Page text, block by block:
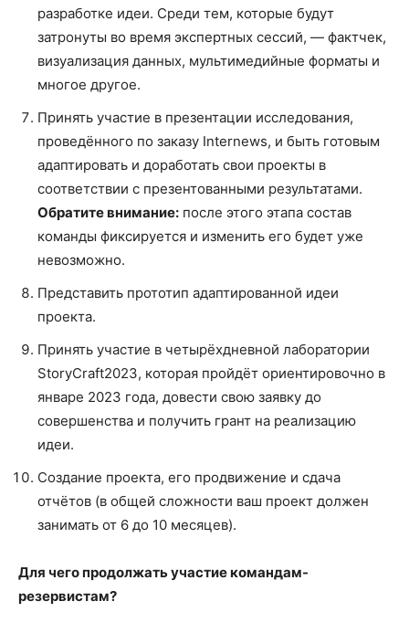
разработке идеи. Среди тем, которые будут
затронуты во время экспертных сессий, — фактчек,
визуализация данных, мультимедийные форматы и
многое другое.
Принять участие в презентации исследования,
проведённого по заказу Internews, и быть готовым
адаптировать и доработать свои проекты в
соответствии с презентованными результатами.
Обратите внимание: после этого этапа состав
команды фиксируется и изменить его будет уже
невозможно.
Представить прототип адаптированной идеи
проекта.
Принять участие в четырёхдневной лаборатории
StoryCraft2023, которая пройдёт ориентировочно в
январе 2023 года, довести свою заявку до
совершенства и получить грант на реализацию
идеи.
Создание проекта, его продвижение и сдача
отчётов (в общей сложности ваш проект должен
занимать от 6 до 10 месяцев).
Для чего продолжать участие командам-
резервистам?